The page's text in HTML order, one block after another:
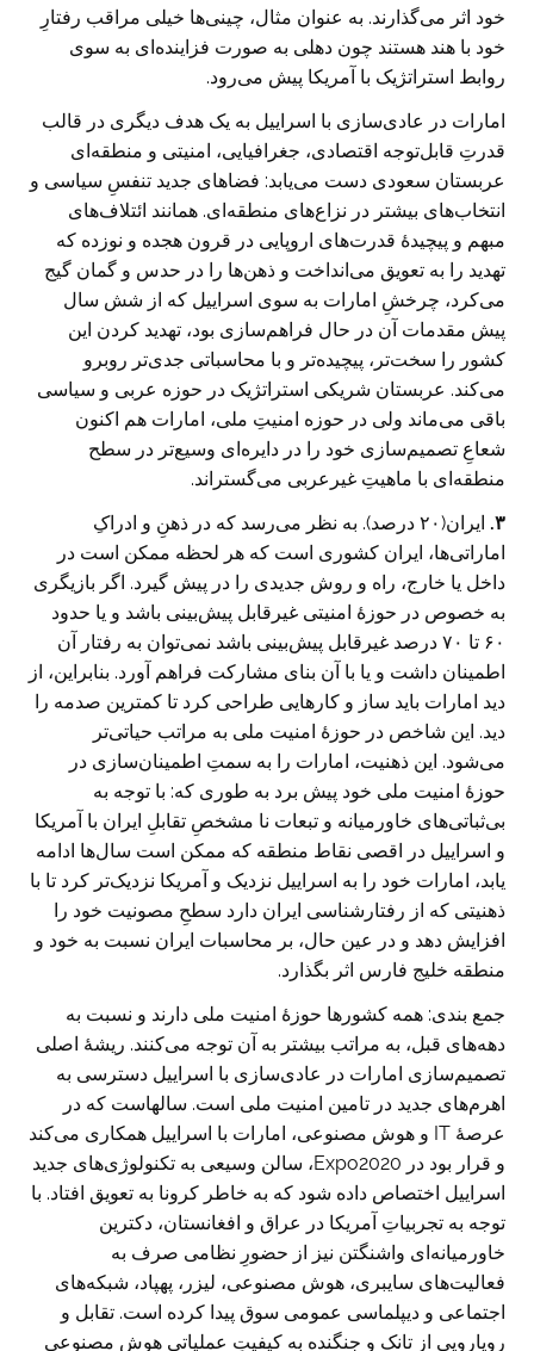
خود اثر می‌گذارند. به عنوان مثال، چینی‌ها خیلی مراقب رفتارِ
خود با هند هستند چون دهلی به صورت فزاینده‌ای به سوی
روابط استراتژیک با آمریکا پیش می‌رود.
امارات در عادی‌سازی با اسراییل به یک هدف دیگری در قالب
قدرتِ قابل‌توجه اقتصادی، جغرافیایی، امنیتی و منطقه‌ای
عربستان سعودی دست می‌یابد: فضاهای جدید تنفسِ سیاسی و
انتخاب‌های بیشتر در نزاع‌های منطقه‌ای. همانند ائتلاف‌های
مبهم و پیچیدۀ قدرت‌های اروپایی در قرون هجده و نوزده که
تهدید را به تعویق می‌انداخت و ذهن‌ها را در حدس و گمان گیج
می‌کرد، چرخشِ امارات به سوی اسراییل که از شش سال
پیش مقدمات آن در حال فراهم‌سازی بود، تهدید کردن این
کشور را سخت‌تر، پیچیده‌تر و با محاسباتی جدی‌تر روبرو
می‌کند. عربستان شریکی استراتژیک در حوزه عربی و سیاسی
باقی می‌ماند ولی در حوزه امنیتِ ملی، امارات هم اکنون
شعاعِ تصمیم‌سازی خود را در دایره‌ای وسیع‌تر در سطح
منطقه‌ای با ماهیتِ غیرعربی می‌گستراند.
۳.
ایران(۲۰ درصد). به نظر می‌رسد که در ذهنِ و ادراکِ
اماراتی‌ها، ایران کشوری است که هر لحظه ممکن است در
داخل یا خارج، راه و روش جدیدی را در پیش گیرد. اگر بازیگری
به خصوص در حوزۀ امنیتی غیرقابل پیش‌بینی باشد و یا حدود
۶۰ تا ۷۰ درصد غیرقابل پیش‌بینی باشد نمی‌توان به رفتار آن
اطمینان داشت و یا با آن بنای مشارکت فراهم آورد. بنابراین، از
دید امارات باید ساز و کارهایی طراحی کرد تا کمترین صدمه را
دید. این شاخص در حوزۀ امنیت ملی به مراتب حیاتی‌تر
می‌شود. این ذهنیت، امارات را به سمتِ اطمینان‌سازی در
حوزۀ امنیت ملی خود پیش برد به طوری که: با توجه به
بی‌ثباتی‌‌های خاورمیانه و تبعات نا مشخصِ تقابلِ ایران با آمریکا
و اسراییل در اقصی نقاط منطقه که ممکن است سال‌ها ادامه
یابد، امارات خود را به اسراییل نزدیک و آمریکا نزدیک‌تر کرد تا با
ذهنیتی که از رفتارشناسی ایران دارد سطحِ مصونیت خود را
افزایش دهد و در عین حال، بر محاسبات ایران نسبت به خود و
منطقه خلیج فارس اثر بگذارد.
جمع بندی: همه کشورها حوزۀ امنیت ملی دارند و نسبت به
دهه‌های قبل، به مراتب بیشتر به آن توجه می‌کنند. ریشۀ اصلی
تصمیم‌سازی امارات در عادی‌سازی با اسراییل دسترسی به
اهرم‌های جدید در تامین امنیت ملی است. سالهاست که در
عرصۀ IT و هوش مصنوعی، امارات با اسراییل همکاری می‌کند
و قرار بود در Expo2020، سالن وسیعی به تکنولوژی‌های جدید
اسراییل اختصاص داده شود که به خاطر کرونا به تعویق افتاد. با
توجه به تجربیاتِ آمریکا در عراق و افغانستان، دکترین
خاورمیانه‌ای واشنگتن نیز از حضورِ نظامی صرف به
فعالیت‌های سایبری، هوش مصنوعی، لیزر، پهپاد، شبکه‌های
اجتماعی و دیپلماسی عمومی سوق پیدا کرده است. تقابل و
رویارویی از تانک و جنگنده به کیفیتِ عملیاتیِ هوشِ مصنوعی